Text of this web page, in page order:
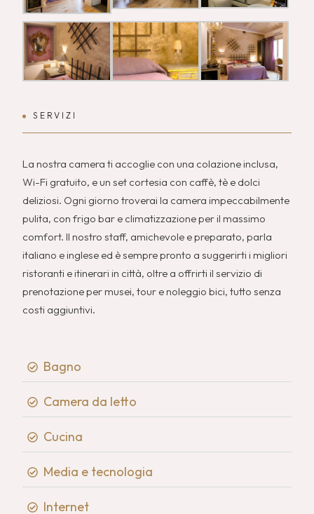
SERVIZI
La nostra camera ti accoglie con una colazione inclusa,
Wi-Fi gratuito, e un set cortesia con caffè, tè e dolci
deliziosi. Ogni giorno troverai la camera impeccabilmente
pulita, con frigo bar e climatizzazione per il massimo
comfort. Il nostro staff, amichevole e preparato, parla
italiano e inglese ed è sempre pronto a suggerirti i migliori
ristoranti e itinerari in città, oltre a offrirti il servizio di
prenotazione per musei, tour e noleggio bici, tutto senza
costi aggiuntivi.
Bagno
Camera da letto
Cucina
Media e tecnologia
Internet